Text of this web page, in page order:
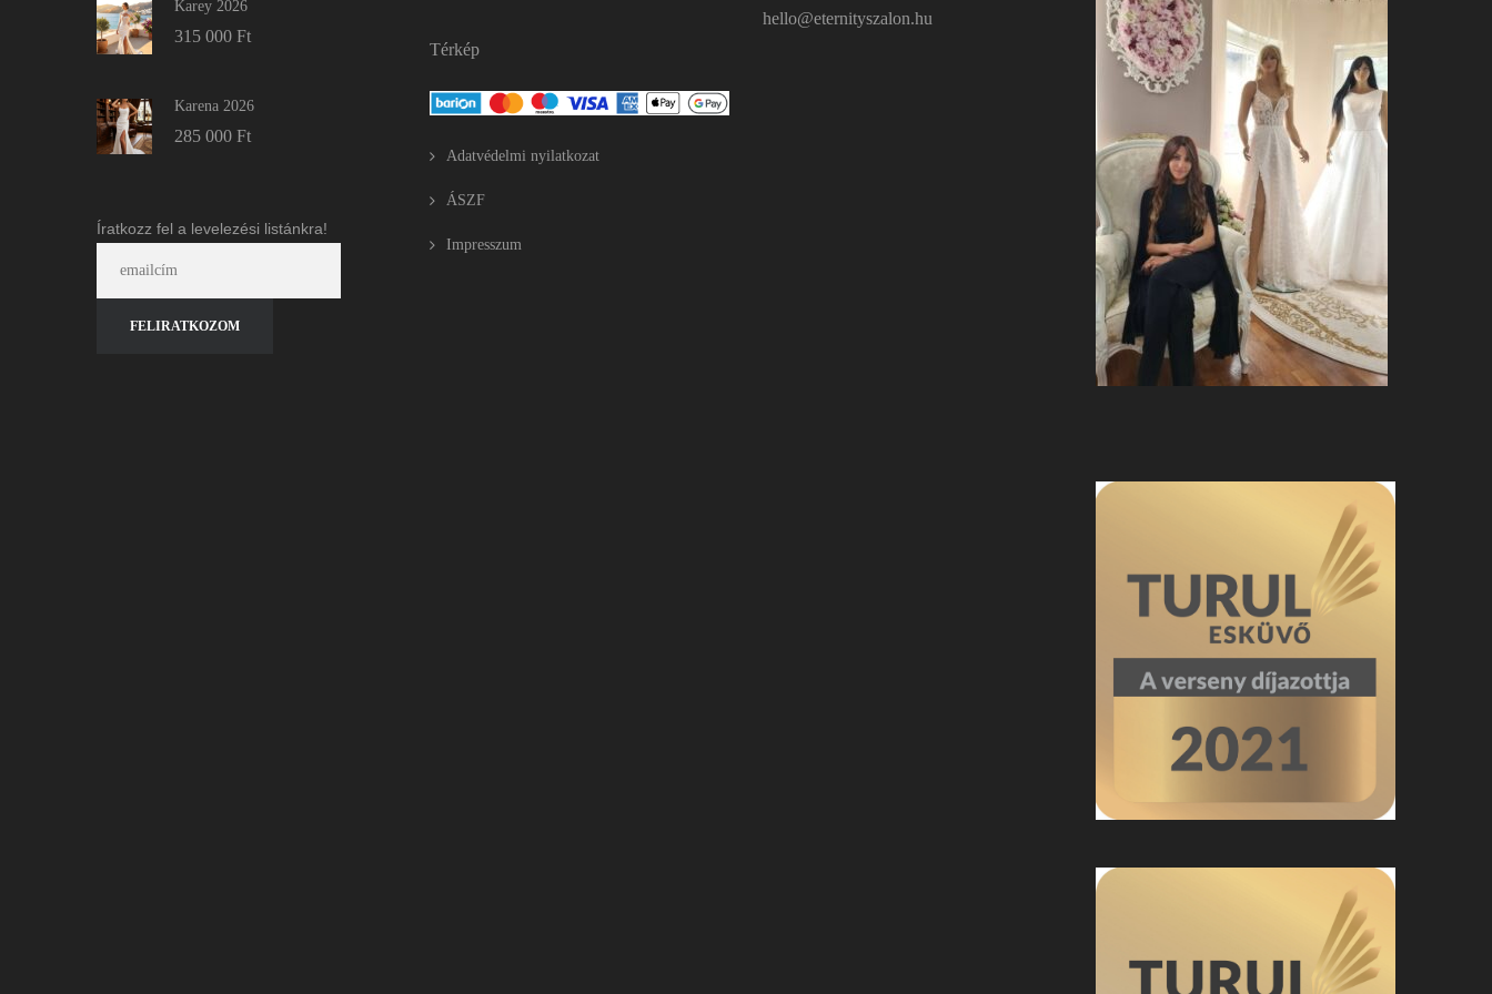
Karey 2026
315 000 Ft
Karena 2026
285 000 Ft
Íratkozz fel a levelezési listánkra!
Térkép
Adatvédelmi nyilatkozat
ÁSZF
Impresszum
hello@eternityszalon.hu